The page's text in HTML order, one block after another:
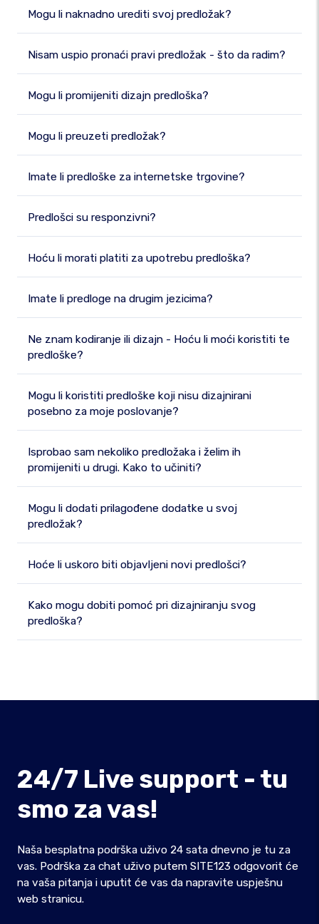
Mogu li naknadno urediti svoj predložak?
Nisam uspio pronaći pravi predložak - što da radim?
Mogu li promijeniti dizajn predloška?
Mogu li preuzeti predložak?
Imate li predloške za internetske trgovine?
Predlošci su responzivni?
Hoću li morati platiti za upotrebu predloška?
Imate li predloge na drugim jezicima?
Ne znam kodiranje ili dizajn - Hoću li moći koristiti te
predloške?
Mogu li koristiti predloške koji nisu dizajnirani
posebno za moje poslovanje?
Isprobao sam nekoliko predložaka i želim ih
promijeniti u drugi. Kako to učiniti?
Mogu li dodati prilagođene dodatke u svoj
predložak?
Hoće li uskoro biti objavljeni novi predlošci?
Kako mogu dobiti pomoć pri dizajniranju svog
predloška?
24/7 Live support - tu
smo za vas!
Naša besplatna podrška uživo 24 sata dnevno je tu za
vas. Podrška za chat uživo putem SITE123 odgovorit će
na vaša pitanja i uputit će vas da napravite uspješnu
web stranicu.